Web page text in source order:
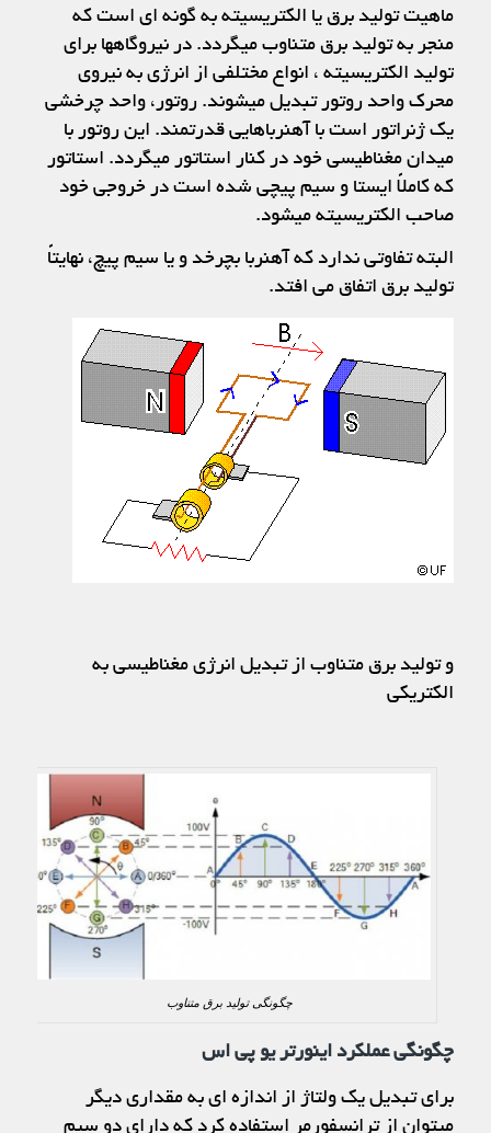
ماهیت تولید برق یا الکتریسیته به گونه ای است که
منجر به تولید برق متناوب میگردد. در نیروگاهها برای
تولید الکتریسیته ، انواع مختلفی از انرژی به نیروی
محرک واحد روتور تبدیل میشوند. روتور، واحد چرخشی
یک ژنراتور است با آهنرباهایی قدرتمند. این روتور با
میدان مغناطیسی خود در کنار استاتور میگردد. استاتور
که کاملاً ایستا و سیم پیچی شده است در خروجی خود
صاحب الکتریسیته میشود.
البته تفاوتی ندارد که آهنربا بچرخد و یا سیم پیچ، نهایتاً
تولید برق اتفاق می افتد.
و تولید برق متناوب از تبدیل انرژی مغناطیسی به
الکتریکی
چگونگی تولید برق متناوب
چگونگی عملکرد اینورتر یو پی اس
برای تبدیل یک ولتاژ از اندازه ای به مقداری دیگر
میتوان از ترانسفورمر استفاده کرد که دارای دو سیم